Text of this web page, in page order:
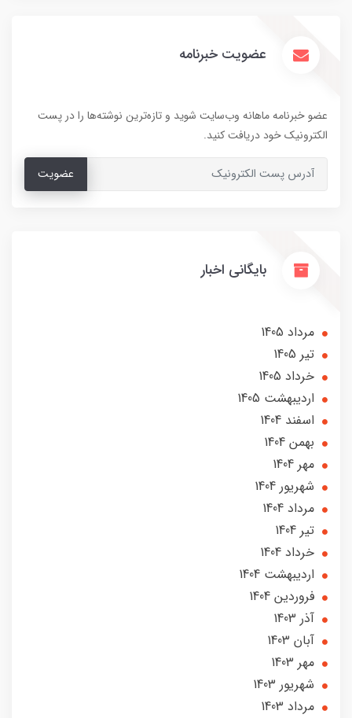
عضویت خبرنامه
عضو خبرنامه ماهانه وب‌سایت شوید و تازه‌ترین نوشته‌ها را در پست
الکترونیک خود دریافت کنید.
عضویت
بایگانی اخبار
مرداد 1405
تير 1405
خرداد 1405
ارديبهشت 1405
اسفند 1404
بهمن 1404
مهر 1404
شهریور 1404
مرداد 1404
تير 1404
خرداد 1404
ارديبهشت 1404
فروردین 1404
آذر 1403
آبان 1403
مهر 1403
شهریور 1403
مرداد 1403